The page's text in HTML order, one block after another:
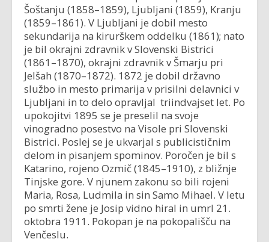
Šoštanju (1858–1859), Ljubljani (1859), Kranju
(1859–1861). V Ljubljani je dobil mesto
sekundarija na kirurškem oddelku (1861); nato
je bil okrajni zdravnik v Slovenski Bistrici
(1861–1870), okrajni zdravnik v Šmarju pri
Jelšah (1870–1872). 1872 je dobil državno
službo in mesto primarija v prisilni delavnici v
Ljubljani in to delo opravljal triindvajset let. Po
upokojitvi 1895 se je preselil na svoje
vinogradno posestvo na Visole pri Slovenski
Bistrici. Poslej se je ukvarjal s publicističnim
delom in pisanjem spominov. Poročen je bil s
Katarino, rojeno Ozmič (1845–1910), z bližnje
Tinjske gore. V njunem zakonu so bili rojeni
Maria, Rosa, Ludmila in sin Samo Mihael. V letu
po smrti žene je Josip vidno hiral in umrl 21.
oktobra 1911. Pokopan je na pokopališču na
Venčeslu.